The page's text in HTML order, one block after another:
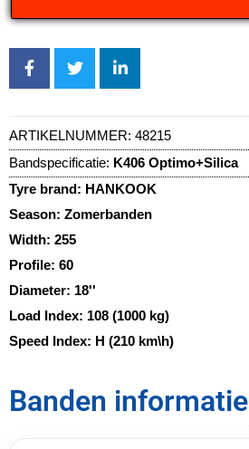
ARTIKELNUMMER: 48215
Bandspecificatie: K406 Optimo+Silica
Tyre brand: HANKOOK
Season: Zomerbanden
Width: 255
Profile: 60
Diameter: 18''
Load Index: 108 (1000 kg)
Speed Index: H (210 km\h)
Banden informatie